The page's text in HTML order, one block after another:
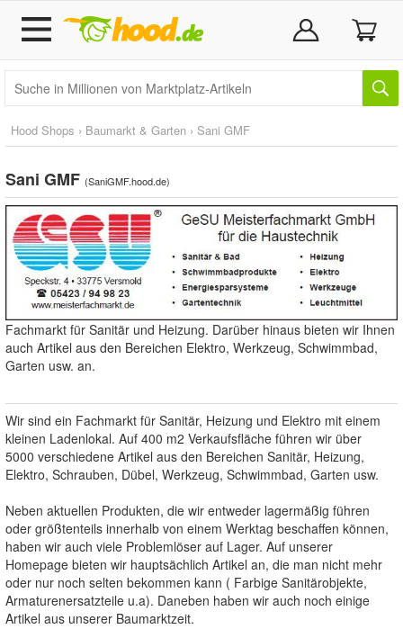
Hood Shops › Baumarkt & Garten › Sani GMF
Sani GMF (SaniGMF.hood.de)
Fachmarkt für Sanitär und Heizung. Darüber hinaus bieten wir Ihnen
auch Artikel aus den Bereichen Elektro, Werkzeug, Schwimmbad,
Garten usw. an.
Wir sind ein Fachmarkt für Sanitär, Heizung und Elektro mit einem
kleinen Ladenlokal. Auf 400 m2 Verkaufsfläche führen wir über
5000 verschiedene Artikel aus den Bereichen Sanitär, Heizung,
Elektro, Schrauben, Dübel, Werkzeug, Schwimmbad, Garten usw.
Neben aktuellen Produkten, die wir entweder lagermäßig führen
oder größtenteils innerhalb von einem Werktag beschaffen können,
haben wir auch viele Problemlöser auf Lager. Auf unserer
Homepage bieten wir hauptsächlich Artikel an, die man nicht mehr
oder nur noch selten bekommen kann ( Farbige Sanitärobjekte,
Armaturenersatzteile u.a). Daneben haben wir auch noch einige
Artikel aus unserer Baumarktzeit.